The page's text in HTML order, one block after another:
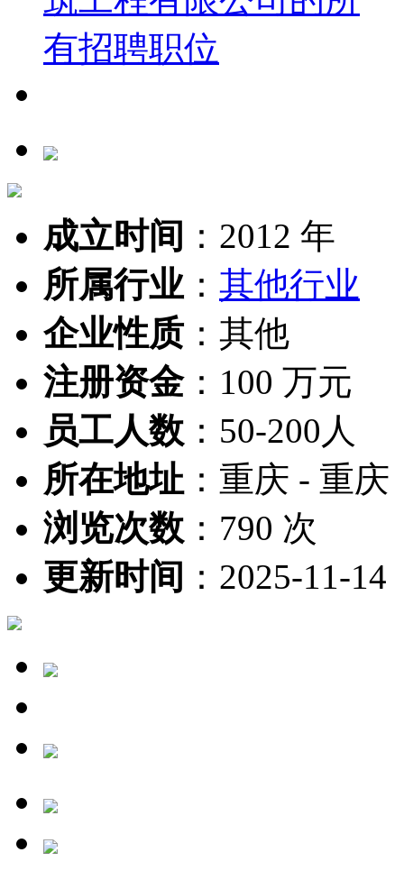
成立时间 ： 2012 年
所属行业： 其他行业
企业性质： 其他
注册资金： 100 万元
员工人数 ： 50-200人
所在地址 ： 重庆 - 重庆
浏览次数 ： 790 次
更新时间 ： 2025-11-14